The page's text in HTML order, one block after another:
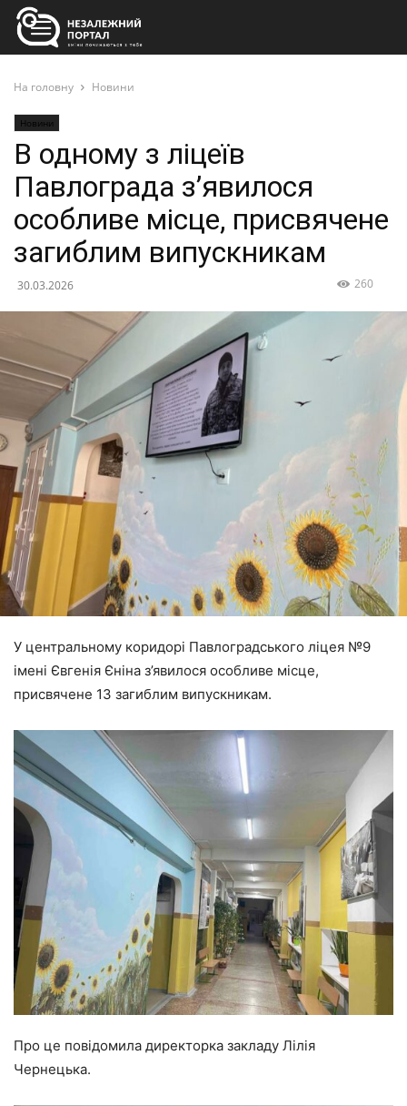
На головну Новини
Новини
В одному з ліцеїв
Павлограда з’явилося
особливе місце, присвячене
загиблим випускникам
30.03.2026 260
У центральному коридорі Павлоградського ліцея №9
імені Євгенія Єніна з’явилося особливе місце,
присвячене 13 загиблим випускникам.
Про це повідомила директорка закладу Лілія
Чернецька.